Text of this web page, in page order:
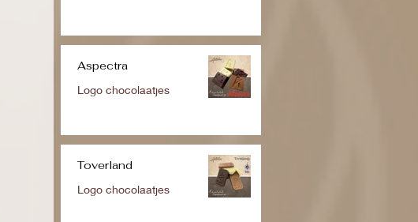
Aspectra
Logo chocolaatjes
Toverland
Logo chocolaatjes